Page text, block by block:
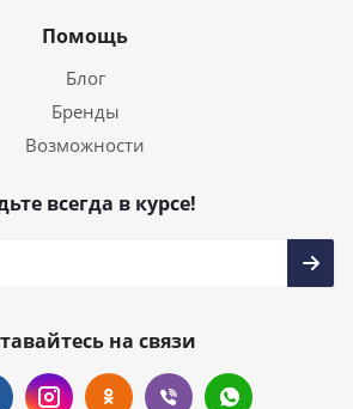
Помощь
Блог
Бренды
Возможности
всегда в курсе!
на связи